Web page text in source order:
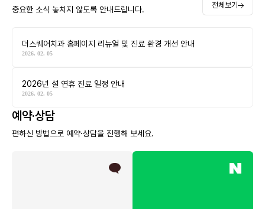
중요한 소식 놓치지 않도록 안내드립니다. 전체보기
더스퀘어치과 홈페이지 리뉴얼 및 진료 환경 개선 안내
2026. 02. 05
2026년 설 연휴 진료 일정 안내
2026. 02. 05
예약·상담
편하신 방법으로 예약·상담을 진행해 보세요.